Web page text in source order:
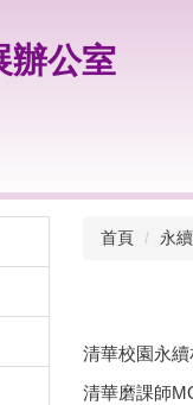
辦公室
首頁 永
清華校園永
清華磨課師